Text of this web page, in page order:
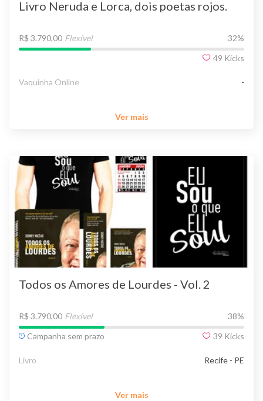
Livro Neruda e Lorca, dois poetas rojos.
R$ 3.790,00 Flexível 32%
49 Kicks
Vaquinha Online -
Ver mais
Todos os Amores de Lourdes - Vol. 2
R$ 3.790,00 Flexível 38%
Campanha sem prazo
39 Kicks
Livro Recife - PE
Ver mais